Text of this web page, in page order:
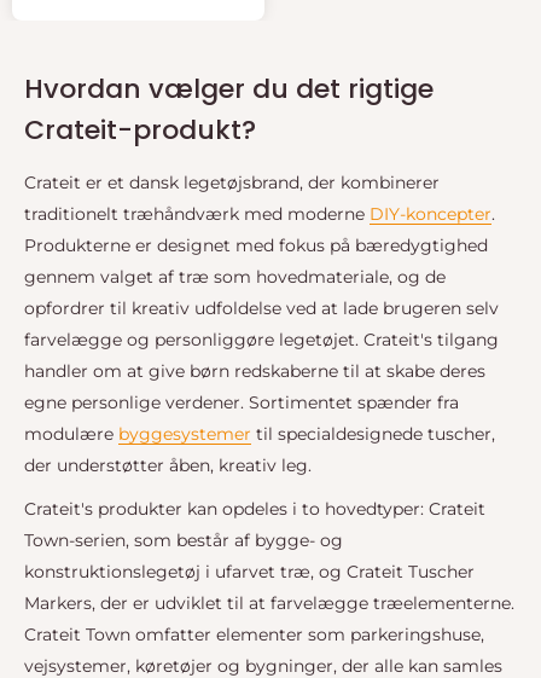
Hvordan vælger du det rigtige
Crateit-produkt?
Crateit er et dansk legetøjsbrand, der kombinerer
traditionelt træhåndværk med moderne DIY-koncepter.
Produkterne er designet med fokus på bæredygtighed
gennem valget af træ som hovedmateriale, og de
opfordrer til kreativ udfoldelse ved at lade brugeren selv
farvelægge og personliggøre legetøjet. Crateit's tilgang
handler om at give børn redskaberne til at skabe deres
egne personlige verdener. Sortimentet spænder fra
modulære byggesystemer til specialdesignede tuscher,
der understøtter åben, kreativ leg.
Crateit's produkter kan opdeles i to hovedtyper: Crateit
Town-serien, som består af bygge- og
konstruktionslegetøj i ufarvet træ, og Crateit Tuscher
Markers, der er udviklet til at farvelægge træelementerne.
Crateit Town omfatter elementer som parkeringshuse,
vejsystemer, køretøjer og bygninger, der alle kan samles